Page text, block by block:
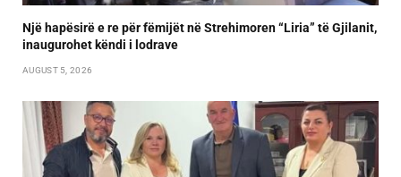
Një hapësirë e re për fëmijët në Strehimoren “Liria” të Gjilanit,
inaugurohet këndi i lodrave
AUGUST 5, 2026